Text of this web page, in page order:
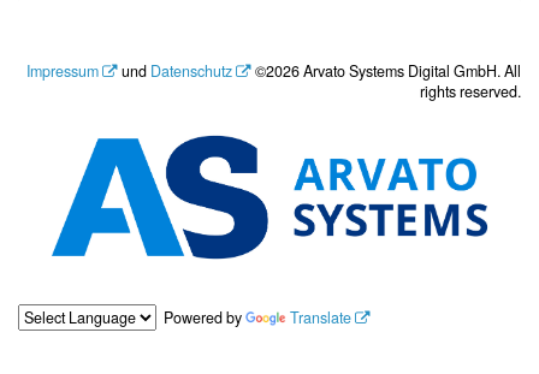
Impressum und Datenschutz
©2026 Arvato Systems Digital GmbH. All
rights reserved.
Powered by Translate